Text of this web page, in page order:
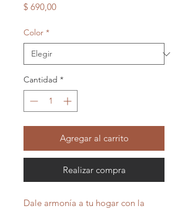
$ 690,00Precio
Color *
Cantidad *
Agregar al carrito
Realizar compra
Dale armonía a tu hogar con la